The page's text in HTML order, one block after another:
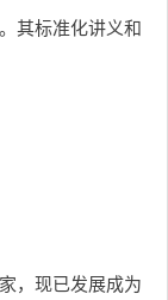
其标准化讲义和
，现已发展成为